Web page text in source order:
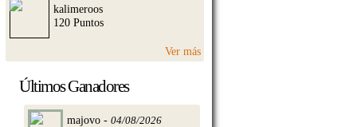
kalimeroos
120 Puntos
Ver más
Últimos Ganadores
majovo - 04/08/2026